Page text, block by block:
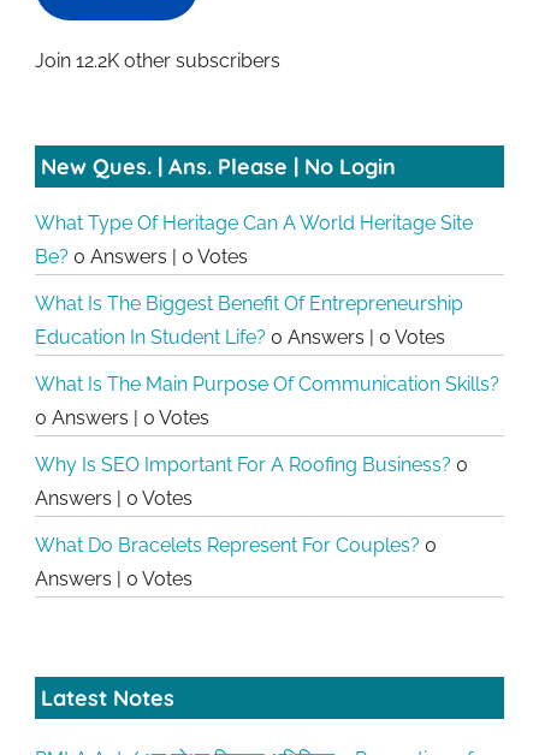
Join 12.2K other subscribers
New Ques. | Ans. Please | No Login
What Type Of Heritage Can A World Heritage Site
Be? 0 Answers 0 Votes
What Is The Biggest Benefit Of Entrepreneurship
Education In Student Life? 0 Answers 0 Votes
What Is The Main Purpose Of Communication Skills?
0 Answers
0 Votes
Why Is SEO Important For A Roofing Business? 0
Answers
0 Votes
What Do Bracelets Represent For Couples? 0
Answers
0 Votes
Latest Notes